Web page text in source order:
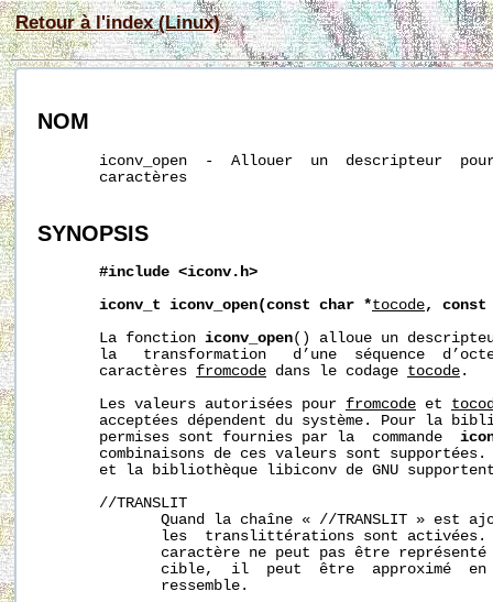
Retour à l'index (Linux)
NOM
iconv_open  -  Allouer  un  descripteur
       caractères
SYNOPSIS
#include <iconv.h>
iconv_t iconv_open(const char *tocode,
const
       La fonction
iconv_open() alloue un
la   transformation   d’une  séquence
       caractères
fromcode dans le codage tocode .
       Les valeurs autorisées pour
fromcode et
acceptées dépendent du système. Pour la
       permises sont fournies par la  commande
combinaisons de ces valeurs sont
et la bibliothèque libiconv de GNU
       //TRANSLIT
Quand la chaîne « //TRANSLIT » est
les  translittérations sont
caractère ne peut pas être
cible,  il  peut  être  approximé
              ressemble.